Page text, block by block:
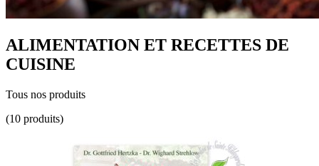
ALIMENTATION ET RECETTES DE
CUISINE
Tous nos produits
(10 produits)